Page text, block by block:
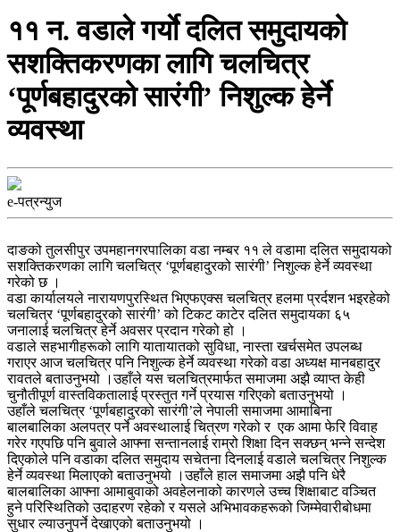
११ न. वडाले गर्याे दलित समुदायको
सशक्तिकरणका लागि चलचित्र
‘पूर्णबहादुरको सारंगी’ निशुल्क हेर्ने
व्यवस्था
e-पत्रन्युज
दाङको तुलसीपुर उपमहानगरपालिका वडा नम्बर ११ ले वडामा दलित समुदायको
सशक्तिकरणका लागि चलचित्र ‘पूर्णबहादुरको सारंगी’ निशुल्क हेर्ने व्यवस्था
गरेको छ ।
वडा कार्यालयले नारायणपुरस्थित भिएफएक्स चलचित्र हलमा प्रर्दशन भइरहेको
चलचित्र ‘पूर्णबहादुरको सारंगी’ को टिकट काटेर दलित समुदायका ६५
जनालाई चलचित्र हेर्ने अवसर प्रदान गरेको हो ।
वडाले सहभागीहरूको लागि यातायातको सुविधा, नास्ता खर्चसमेत उपलब्ध
गराएर आज चलचित्र पनि निशुल्क हेर्ने व्यवस्था गरेको वडा अध्यक्ष मानबहादुर
रावतले बताउनुभयो ।उहाँले यस चलचित्रमार्फत समाजमा अझै व्याप्त केही
चुनौतीपूर्ण वास्तविकतालाई प्रस्तुत गर्ने प्रयास गरिएको बताउनुभयो ।
उहाँले चलचित्र ‘पूर्णबहादुरको सारंगी’ले नेपाली समाजमा आमाबिना
बालबालिका अलपत्र पर्ने अवस्थालाई चित्रण गरेको र एक आमा फेरि विवाह
गरेर गएपछि पनि बुवाले आफ्ना सन्तानलाई राम्रो शिक्षा दिन सक्छन् भन्ने सन्देश
दिएकोले पनि वडाका दलित समुदाय सचेतना दिनलाई वडाले चलचित्र निशुल्क
हेर्ने व्यवस्था मिलाएको बताउनुभयो ।उहाँले हाल समाजमा अझै पनि धेरै
बालबालिका आफ्ना आमाबुवाको अवहेलनाको कारणले उच्च शिक्षाबाट वञ्चित
हुने परिस्थितिको उदाहरण रहेको र यसले अभिभावकहरूको जिम्मेवारीबोधमा
सुधार ल्याउनुपर्ने देखाएको बताउनुभयो ।